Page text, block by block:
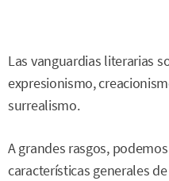
Las vanguardias literarias
expresionismo,
surrealismo.
A grandes rasgos,
características generales